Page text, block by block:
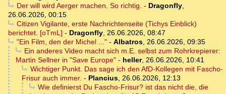
Der will wird Aerger machen. So richtig. - Dragonfly,
26.06.2026, 00:15
Citizen Vigilante, erste Nachrichtenseite (Tichys Einblick)
berichtet. [oTmL] - Dragonfly, 26.06.2026, 08:47
"Ein Film, den der Michel ..."- Albatros, 26.06.2026, 09:35
Ein anderes Video macht sich m.E. selbst zum Rohrkrepierer:
Martin Sellner in "Save Europe" - heller, 26.06.2026, 10:41
Wichtiger Punkt. Das sage ich den AfD-Kollegen mit Fascho-
Frisur auch immer. - Plancius, 26.06.2026, 12:13
Wie definierst Du Fascho-Frisur? ist das nicht die, die